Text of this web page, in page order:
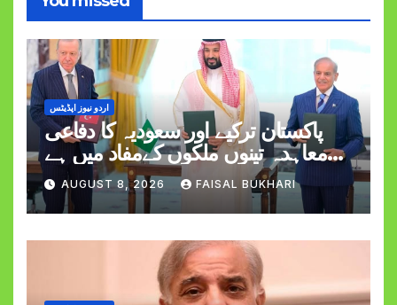
اردو نیوز اپڈیٹس
پاکستان ترکیے اور سعودیہ کا دفاعی
معاہدہ تینوں ملکوں کےمفاد میں ہے
وزیراعظم شہبازشریف
AUGUST 8, 2026 FAISAL BUKHARI